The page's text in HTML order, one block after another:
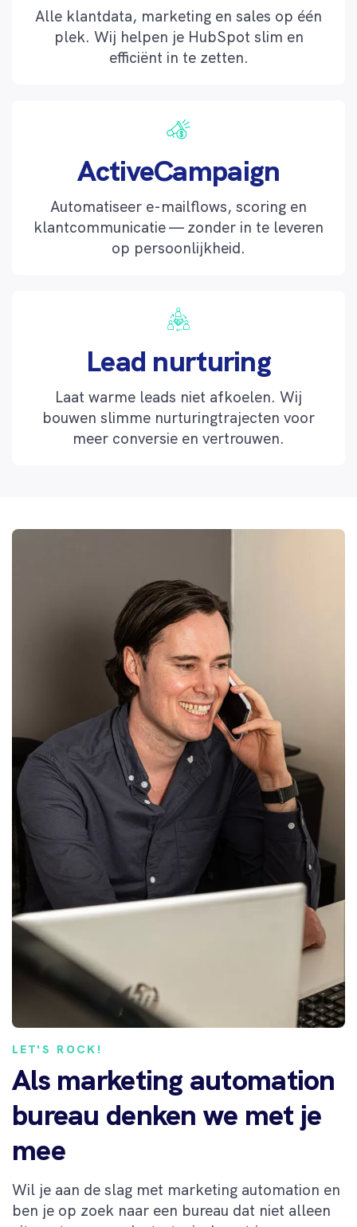
Alle klantdata, marketing en sales op één
plek. Wij helpen je HubSpot slim en
efficiënt in te zetten.
ActiveCampaign
Automatiseer e-mailflows, scoring en
klantcommunicatie — zonder in te leveren
op persoonlijkheid.
Lead nurturing
Laat warme leads niet afkoelen. Wij
bouwen slimme nurturingtrajecten voor
meer conversie en vertrouwen.
LET'S ROCK!
Als marketing automation
bureau denken we met je
mee
Wil je aan de slag met marketing automation en
ben je op zoek naar een bureau dat niet alleen